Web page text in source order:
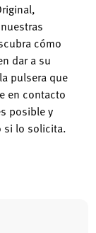
cómo
dar a su
pulsera que
en contacto
posible y
si lo solicita.